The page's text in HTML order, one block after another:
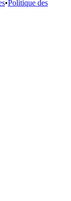
•Politique des